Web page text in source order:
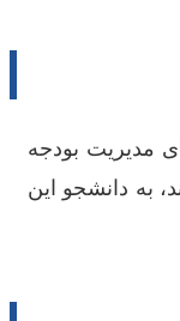
مدیریت بودجه
به دانشجو این